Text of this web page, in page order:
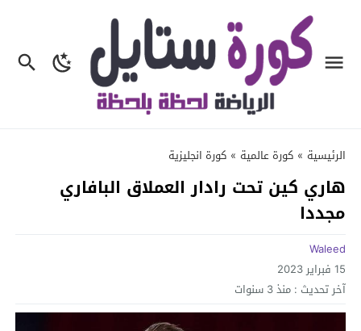
الرئيسية » كورة عالمية » كورة انجليزية
هاري كين تحت رادار العملاق البافاري
مجددا
Waleed
15 فبراير 2023
آخر تحديث : منذ 3 سنوات